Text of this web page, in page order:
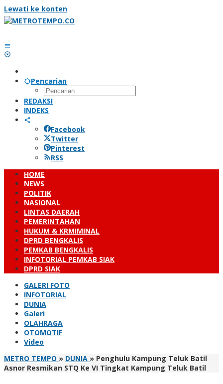
Lewati ke konten
Pencarian
REDAKSI
INDEKS
Facebook
Twitter
Pinterest
RSS
HOME
NEWS
POLITIK
NASIONAL
LINTAS DAERAH
PEMERINTAHAN
HUKUM & KRMIMINAL
DPRD BENGKALIS
PEMKAB BENGKALIS
INFOTORIAL PEMKAB SIAK
DPRD SIAK
GALERI FOTO
INFOTORIAL
DUNIA
Galeri
OLAHRAGA
OTOMOTIF
Video
METRO TEMPO » DUNIA » Penghulu Kampung Teluk Batil
Asnor Resmikan STQ Ke VI Tingkat Kampung Teluk Batil